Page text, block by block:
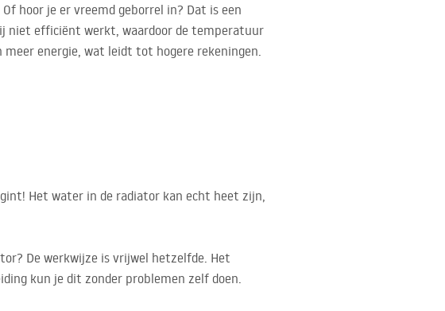
hoor je er vreemd geborrel in? Dat is een
niet efficiënt werkt, waardoor de temperatuur
energie, wat leidt tot hogere rekeningen.
Het water in de radiator kan echt heet zijn,
De werkwijze is vrijwel hetzelfde. Het
kun je dit zonder problemen zelf doen.